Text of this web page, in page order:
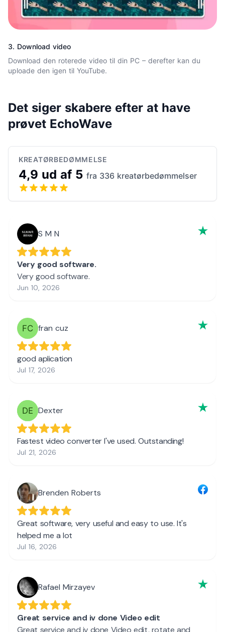
3. Download video
Download den roterede video til din PC – derefter kan du
uploade den igen til YouTube.
Det siger skabere efter at have
prøvet EchoWave
KREATØRBEDØMMELSE
4,9 ud af 5 fra 336 kreatørbedømmelser